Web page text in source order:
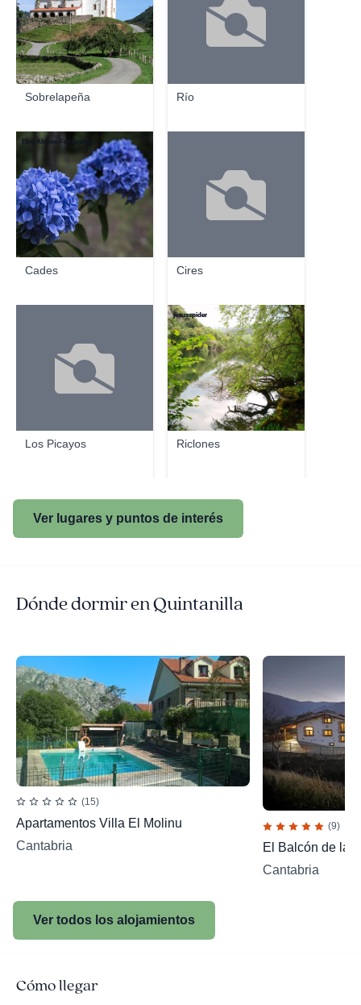
Sobrelapeña Río
Cades
Eloy Alonso Fernández
Cires
Los Picayos Riclones
jesusspider
Ver lugares y puntos de interés
Dónde dormir en Quintanilla
(15)
Apartamentos Villa El Molinu
Cantabria
(9)
El Balcón de la
Cantabria
Ver todos los alojamientos
Cómo llegar